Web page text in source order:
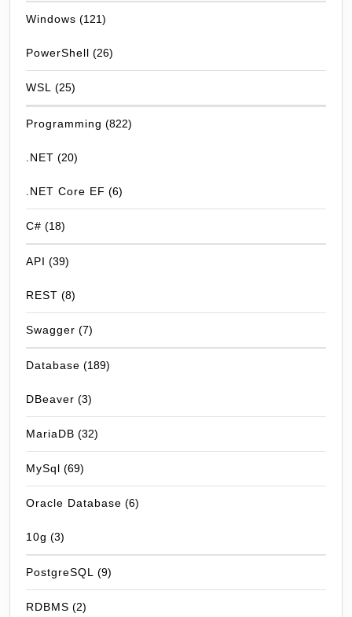
Windows (121)
PowerShell (26)
WSL (25)
Programming (822)
.NET (20)
.NET Core EF (6)
C# (18)
API (39)
REST (8)
Swagger (7)
Database (189)
DBeaver (3)
MariaDB (32)
MySql (69)
Oracle Database (6)
10g (3)
PostgreSQL (9)
RDBMS (2)